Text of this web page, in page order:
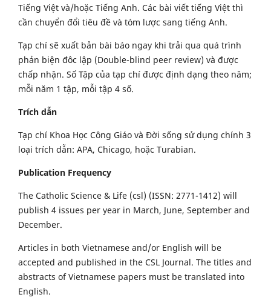
Tiếng Việt và/hoặc Tiếng Anh. Các bài viết tiếng Việt thì
cần chuyển đổi tiêu đề và tóm lược sang tiếng Anh.
Tạp chí sẽ xuất bản bài báo ngay khi trải qua quá trình
phản biện đôc lập (Double-blind peer review) và được
chấp nhận. Số Tập của tạp chí được định dạng theo năm;
mỗi năm 1 tập, mỗi tập 4 số.
Trích dẫn
Tạp chí Khoa Học Công Giáo và Đời sống sử dụng chính 3
loại trích dẫn: APA, Chicago, hoặc Turabian.
Publication Frequency
The Catholic Science & Life (csl) (ISSN: 2771-1412) will
publish 4 issues per year in March, June, September and
December.
Articles in both Vietnamese and/or English will be
accepted and published in the CSL Journal. The titles and
abstracts of Vietnamese papers must be translated into
English.